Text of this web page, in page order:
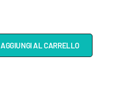
AGGIUNGI AL CARRELLO